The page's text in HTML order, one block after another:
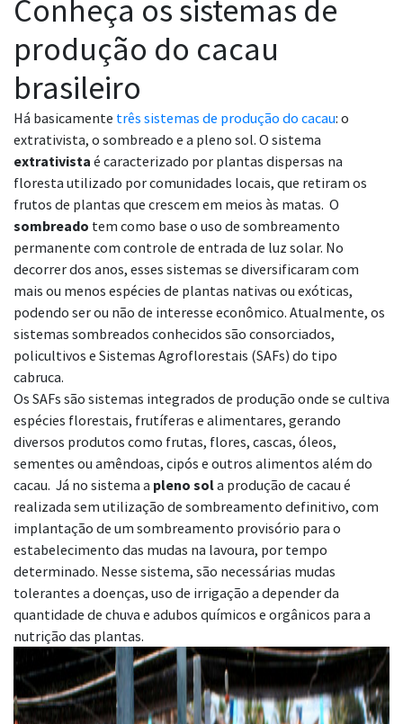
Conheça os sistemas de
produção do cacau
brasileiro
Há basicamente três sistemas de produção do cacau: o
extrativista, o sombreado e a pleno sol. O sistema
extrativista é caracterizado por plantas dispersas na
floresta utilizado por comunidades locais, que retiram os
frutos de plantas que crescem em meios às matas. O
sombreado tem como base o uso de sombreamento
permanente com controle de entrada de luz solar. No
decorrer dos anos, esses sistemas se diversificaram com
mais ou menos espécies de plantas nativas ou exóticas,
podendo ser ou não de interesse econômico. Atualmente, os
sistemas sombreados conhecidos são consorciados,
policultivos e Sistemas Agroflorestais (SAFs) do tipo
cabruca.
Os SAFs são sistemas integrados de produção onde se cultiva
espécies florestais, frutíferas e alimentares, gerando
diversos produtos como frutas, flores, cascas, óleos,
sementes ou amêndoas, cipós e outros alimentos além do
cacau. Já no sistema a pleno sola produção de cacau é
realizada sem utilização de sombreamento definitivo, com
implantação de um sombreamento provisório para o
estabelecimento das mudas na lavoura, por tempo
determinado. Nesse sistema, são necessárias mudas
tolerantes a doenças, uso de irrigação a depender da
quantidade de chuva e adubos químicos e orgânicos para a
nutrição das plantas.